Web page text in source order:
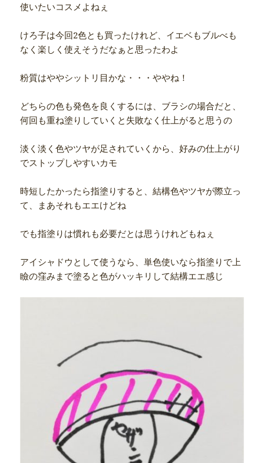
使いたいコスメよねぇ
けろ子は今回2色とも買ったけれど、イエベもブルべも
なく楽しく使えそうだなぁと思ったわよ
粉質はややシットリ目かな・・・ややね！
どちらの色も発色を良くするには、ブラシの場合だと、
何回も重ね塗りしていくと失敗なく仕上がると思うの
淡く淡く色やツヤが足されていくから、好みの仕上がり
でストップしやすいカモ
時短したかったら指塗りすると、結構色やツヤが際立っ
て、まあそれもエエけどね
でも指塗りは慣れも必要だとは思うけれどもねぇ
アイシャドウとして使うなら、単色使いなら指塗りで上
瞼の窪みまで塗ると色がハッキリして結構エエ感じ